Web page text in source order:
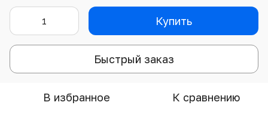
Купить
Быстрый заказ
В избранное К сравнению